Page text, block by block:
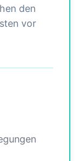
den
vor